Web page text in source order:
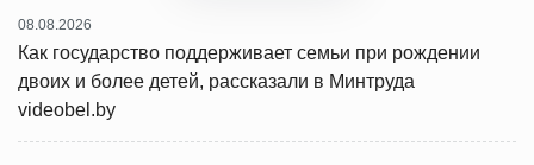
08.08.2026
Как государство поддерживает семьи при рождении
двоих и более детей, рассказали в Минтруда
videobel.by